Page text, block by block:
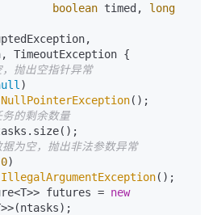
boolean timed, long
TimeoutException {
抛出空指针异常
)
NullPointerException();
的剩余数量
为空，抛出非法参数异常
0)
IllegalArgumentException();
futures =
new